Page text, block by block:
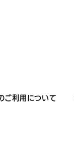
ご利用について